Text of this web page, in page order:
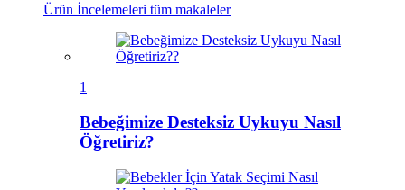
Ürün İncelemeleri tüm makaleler
1
Bebeğimize Desteksiz Uykuyu Nasıl
Öğretiriz?